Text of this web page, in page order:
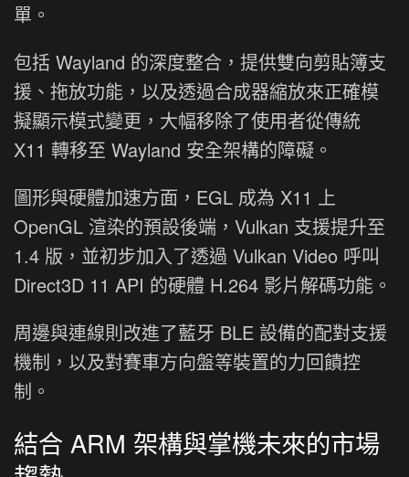
單。
包括 Wayland 的深度整合，提供雙向剪貼簿支
援、拖放功能，以及透過合成器縮放來正確模
擬顯示模式變更，大幅移除了使用者從傳統
X11 轉移至 Wayland 安全架構的障礙。
圖形與硬體加速方面，EGL 成為 X11 上
OpenGL 渲染的預設後端，Vulkan 支援提升至
1.4 版，並初步加入了透過 Vulkan Video 呼叫
Direct3D 11 API 的硬體 H.264 影片解碼功能。
周邊與連線則改進了藍牙 BLE 設備的配對支援
機制，以及對賽車方向盤等裝置的力回饋控
制。
結合 ARM 架構與掌機未來的市場